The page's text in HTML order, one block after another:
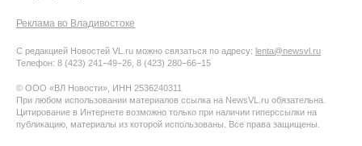
Реклама во Владивостоке
С редакцией Новостей VL.ru можно связаться по адресу: lenta@newsvl.ru
Телефон: 8 (423) 241−49−26, 8 (423) 280−66−15
© ООО «ВЛ Новости», ИНН 2536240311
При любом использовании материалов ссылка на NewsVL.ru обязательна.
Цитирование в Интернете возможно только при наличии гиперссылки на
публикацию, материалы из которой использованы. Все права защищены.